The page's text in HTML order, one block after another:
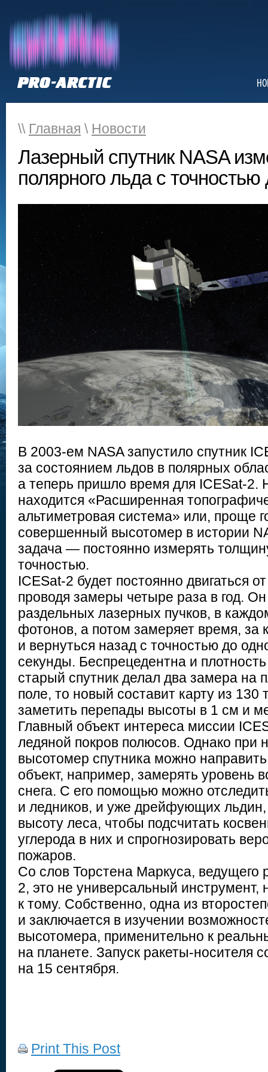
\\ Главная \ Новости
Лазерный спутник NASA
полярного льда с
В 2003-ем NASA запустило спутник
за состоянием льдов в полярных
а теперь пришло время для ICESat-2.
находится «Расширенная
альтиметровая система» или, проще
совершенный высотомер в истории
задача — постоянно измерять
точностью.
ICESat-2 будет постоянно двигаться
проводя замеры четыре раза в год.
раздельных лазерных пучков, в
фотонов, а потом замеряет время, за
и вернуться назад с точностью до
секунды. Беспрецедентна и
старый спутник делал два замера на
поле, то новый составит карту из 130
заметить перепады высоты в 1 см и
Главный объект интереса миссии
ледяной покров полюсов. Однако при
высотомер спутника можно
объект, например, замерять уровень
снега. С его помощью можно
и ледников, и уже дрейфующих
высоту леса, чтобы подсчитать
углерода в них и спрогнозировать
пожаров.
Со слов Торстена Маркуса, ведущего
2, это не универсальный инструмент,
к тому. Собственно, одна из
и заключается в изучении
высотомера, применительно к
на планете. Запуск ракеты-носителя
на 15 сентября.
Print This Post